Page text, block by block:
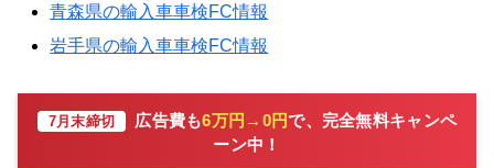
青森県の輸入車車検FC情報
岩手県の輸入車車検FC情報
7月末締切 広告費も6万円→0円で、完全無料キャンペ
ーン中！